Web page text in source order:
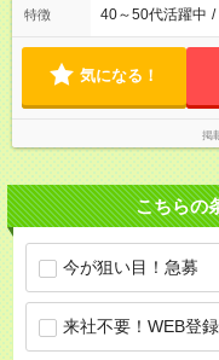
特徴 40～50代活躍中 /
気になる！
掲
こちらの
今が狙い目！急募
来社不要！WEB登